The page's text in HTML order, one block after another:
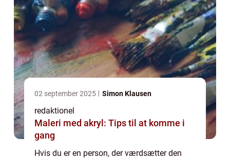
02 september 2025 Simon Klausen
redaktionel
Maleri med akryl: Tips til at komme i
gang
Hvis du er en person, der værdsætter den